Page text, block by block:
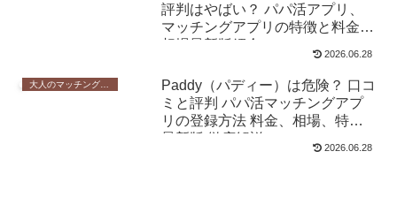
評判はやばい？ パパ活アプリ、
マッチングアプリの特徴と料金の
相場最新版紹介
2026.06.28
Paddy（パディー）は危険？ 口コ
ミと評判 パパ活マッチングアプ
リの登録方法 料金、相場、特徴
最新版 徹底解説
2026.06.28